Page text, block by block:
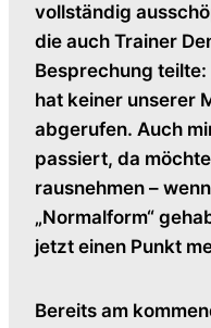
vollständig
die auch Trainer
Besprechung teilte:
hat keiner unserer
abgerufen. Auch
passiert, da
rausnehmen –
„Normalform“
jetzt einen Punkt
Bereits am